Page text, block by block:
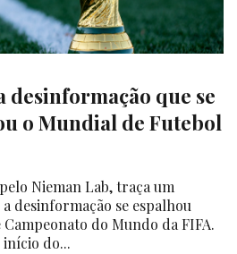
desinformação que se
o Mundial de Futebol
Nieman Lab, traça um
desinformação se espalhou
do Mundo da FIFA.
início do...